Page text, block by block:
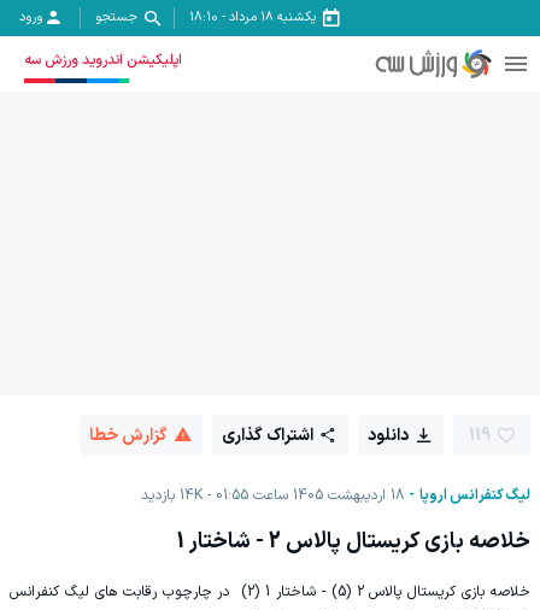
یکشنبه ۱۸ مرداد -
18:10 جستجو ورود
اپلیکیشن اندروید ورزش سه
لیگ کنفرانس اروپا 18 اردیبهشت 1405 ساعت 01:55 14K بازدید
119 دانلود اشتراک گذاری گزارش خطا
خلاصه بازی کریستال پالاس 2 - شاختار 1
خلاصه بازی کریستال پالاس 2 (5) - شاختار 1 (2) در چارچوب رقابت های لیگ کنفرانس